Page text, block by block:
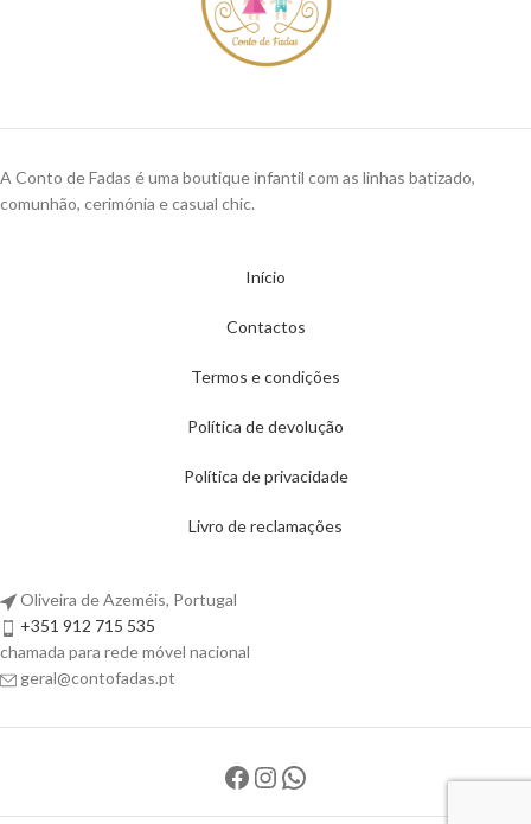
A Conto de Fadas é uma boutique infantil com as linhas batizado,
comunhão, cerimónia e casual chic.
Início
Contactos
Termos e condições
Política de devolução
Política de privacidade
Livro de reclamações
Oliveira de Azeméis, Portugal
+351 912 715 535
chamada para rede móvel nacional
geral@contofadas.pt